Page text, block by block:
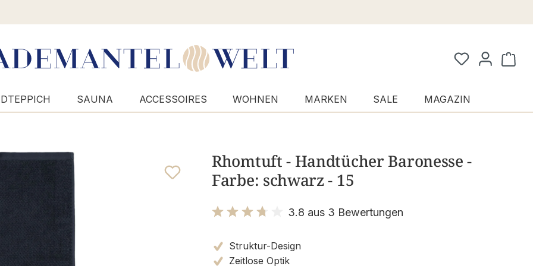
SAUNA ACCESSOIRES WOHNEN MARKEN SALE MAGAZIN
Rhomtuft - Handtücher Baronesse -
Farbe: schwarz - 15
3.8 aus 3 Bewertungen
Struktur-Design
Zeitlose Optik